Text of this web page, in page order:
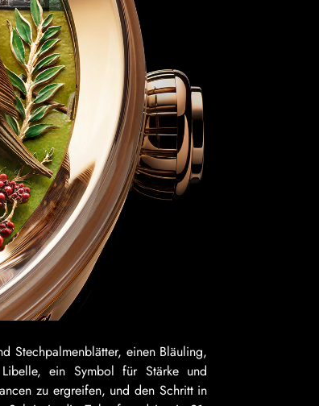
Stechpalmenblätter, einen Bläuling,
ein Symbol für Stärke und
zu ergreifen, und den Schritt in